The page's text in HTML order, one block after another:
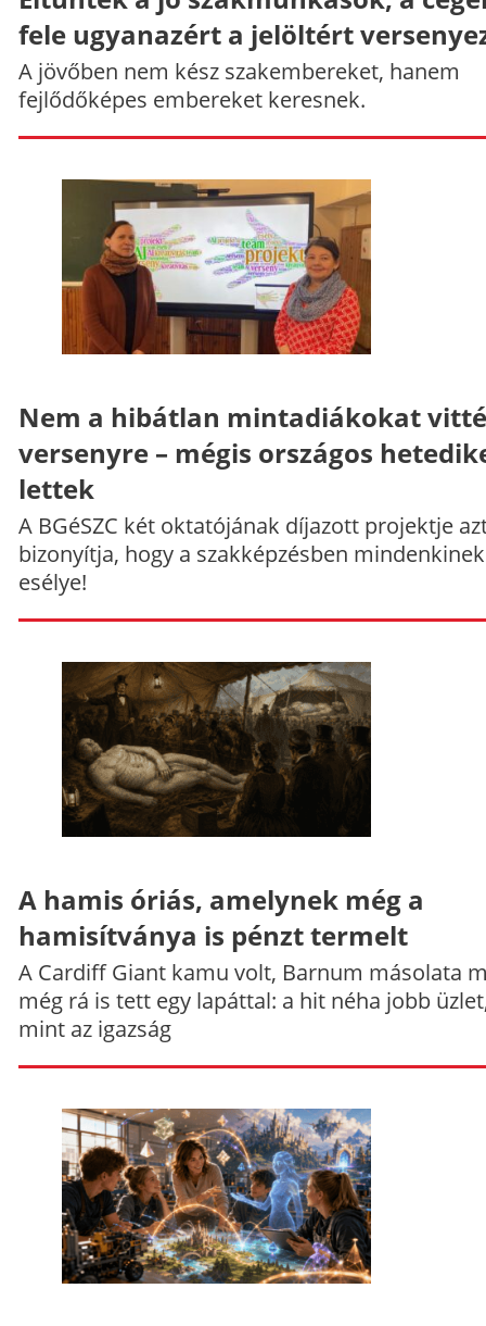
fele ugyanazért a jelöltért
A jövőben nem kész szakembereket, hanem
fejlődőképes embereket keresnek.
Nem a hibátlan mintadiákokat
versenyre – mégis országos
lettek
A BGéSZC két oktatójának díjazott projektje
bizonyítja, hogy a szakképzésben
esélye!
A hamis óriás, amelynek még a
hamisítványa is pénzt termelt
A Cardiff Giant kamu volt, Barnum másolata
még rá is tett egy lapáttal: a hit néha jobb
mint az igazság